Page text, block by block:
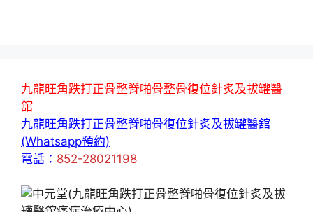
九龍旺角跌打正骨整脊啪骨整骨復位針炙及拔罐醫
舘
九龍旺角跌打正骨整脊啪骨復位針炙及拔罐醫舘
(Whatsapp預約)
電話： 852-28021198